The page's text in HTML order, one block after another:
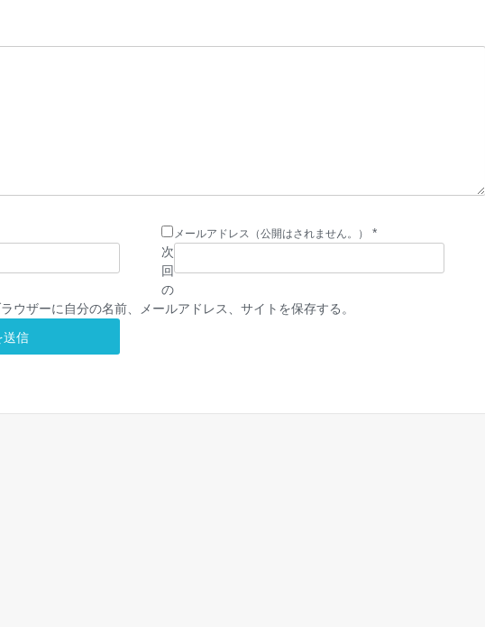
メールアドレス（公開はされません。）
*
次
回
の
ウザーに自分の名前、メールアドレス、サイトを保存する。